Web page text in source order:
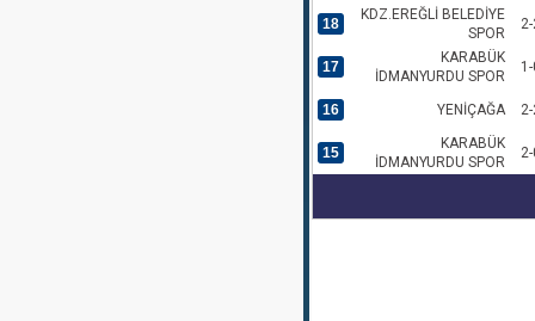
18
KDZ.EREĞLİ BELEDİYE
SPOR
17
KARABÜK
İDMANYURDU SPOR
16 YENİÇAĞA
15
KARABÜK
İDMANYURDU SPOR